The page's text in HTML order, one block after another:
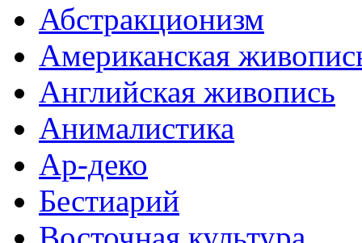
Абстракционизм
Американская
Английская живопись
Анималистика
Ар-деко
Бестиарий